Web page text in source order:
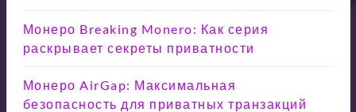
Монеро Breaking Monero: Как серия
раскрывает секреты приватности
Монеро AirGap: Максимальная
безопасность для приватных транзакций